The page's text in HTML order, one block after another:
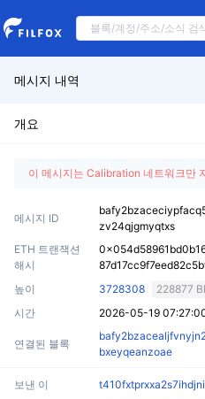
메시지 내역
개요
이 메시지는 Calibration 네트워크만
메시지 ID
zv24qjgmyqtxs
ETH 트랜잭션
해시
높이
3728308
228877
시간
2026-05-19
연결된 블록
bxeyqeanzoae
보낸 이